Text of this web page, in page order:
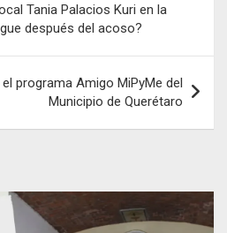
Tania Palacios Kuri en la
después del acoso?
programa Amigo MiPyMe del
Municipio de Querétaro